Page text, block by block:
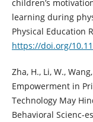
children’s
learning during
Physical Education
https://doi.org/
Zha, H., Li, W.,
Empowerment in
Technology May
Behavioral Scienc-